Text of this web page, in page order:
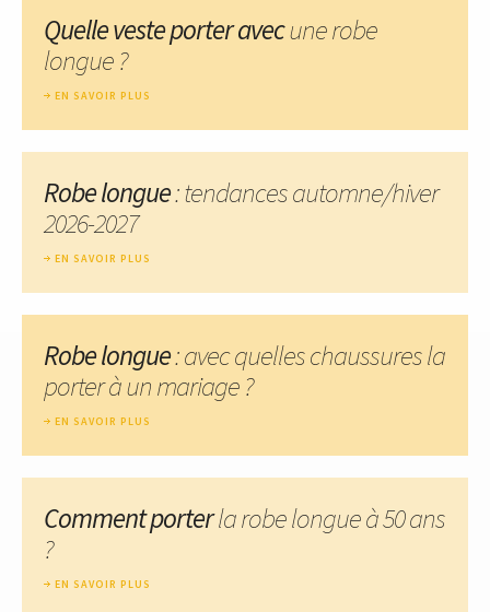
Quelle veste porter avecune robe
longue ?
EN SAVOIR PLUS
Robe longue: tendances automne/hiver
2026-2027
EN SAVOIR PLUS
Robe longue: avec quelles chaussures la
porter à un mariage ?
EN SAVOIR PLUS
Comment porterla robe longue à 50 ans
?
EN SAVOIR PLUS